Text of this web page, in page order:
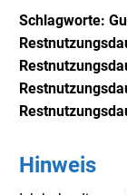
Schlagworte:
Hinweis